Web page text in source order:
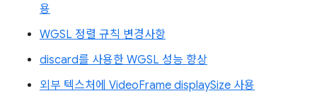
용
WGSL 정렬 규칙 변경사항
discard를 사용한 WGSL 성능 향상
외부 텍스처에 VideoFrame displaySize 사용